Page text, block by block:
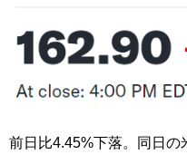
前日比4.45%下落。同日の